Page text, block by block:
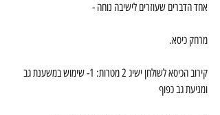
אחד הדברים שעוזרים לישיבה נוחה -
מרחק כיסא.
קירוב הכיסא לשולחן ישיג 2 מטרות: 1- שימוש במשענת גב
ומניעת גב כפוף